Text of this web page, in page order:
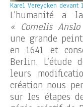
Karel Vereycken
L’humanité a
« Cornelis
une grande
en 1641 et
Berlin. L’étude
leurs
création nous
sur les étapes